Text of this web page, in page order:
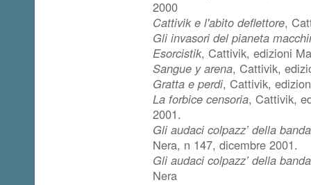
2000
Cattivik e l'abito deflettore,
Gli invasori del pianeta
Esorcistik, Cattivik, edizioni
Sangue y arena, Cattivik,
Gratta e perdi, Cattivik,
La forbice censoria, Cattivik,
2001.
Gli audaci colpazz’ della
Nera, n 147, dicembre 2001.
Gli audaci colpazz’ della
Nera